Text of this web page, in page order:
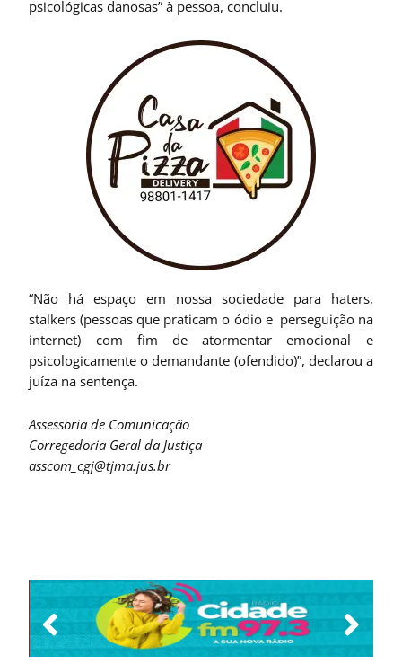
psicológicas danosas” à pessoa, concluiu.
“Não há espaço em nossa sociedade para haters,
stalkers (pessoas que praticam o ódio e perseguição na
internet) com fim de atormentar emocional e
psicologicamente o demandante (ofendido)”, declarou a
juíza na sentença.
Assessoria de Comunicação
Corregedoria Geral da Justiça
asscom_cgj@tjma.jus.br